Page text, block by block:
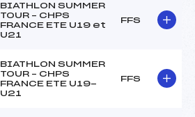
BIATHLON SUMMER
TOUR – CHPS
FRANCE ETE U19 et
U21
FFS
BIATHLON SUMMER
TOUR – CHPS
FRANCE ETE U19-
U21
FFS